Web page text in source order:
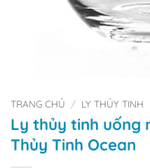
TRANG CHỦ / LY THỦY TINH
Ly thủy tinh uống
Thủy Tinh Ocean